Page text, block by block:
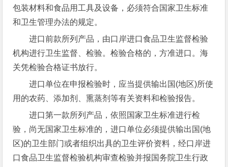
包装材料和食品用工具及设备，必须符合国家卫生标准
和卫生管理办法的规定。
进口前款所列产品，由口岸进口食品卫生监督检验
机构进行卫生监督、检验。检验合格的，方准进口。海
关凭检验合格证书放行。
进口单位在申报检验时，应当提供输出国(地区)所使
用的农药、添加剂、熏蒸剂等有关资料和检验报告。
进口第一款所列产品，依照国家卫生标准进行检
验，尚无国家卫生标准的，进口单位必须提供输出国(地
区)的卫生部门或者组织出具的卫生评价资料，经口岸进
口食品卫生监督检验机构审查检验并报国务院卫生行政